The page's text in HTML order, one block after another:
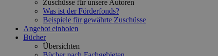
Zuschüsse für unsere Autoren
Was ist der Förderfonds?
Beispiele für gewährte Zuschüsse
Angebot einholen
Bücher
Übersichten